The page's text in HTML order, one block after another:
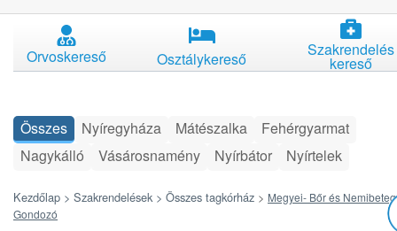
Orvoskereső Osztálykereső Szakrendelés
kereső
Összes Nyíregyháza Mátészalka
Fehérgyarmat
Nagykálló
Vásárosnamény Nyírbátor Nyírtelek
Kezdőlap > Szakrendelések > Összes tagkórház > Megyei- Bőr és Nemibeteg
Gondozó